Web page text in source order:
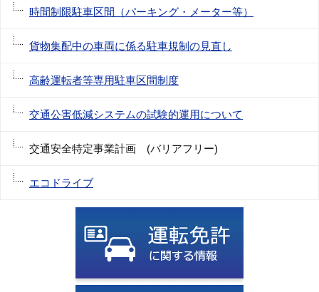
時間制限駐車区間（パーキング・メーター等）
貨物集配中の車両に係る駐車規制の見直し
高齢運転者等専用駐車区間制度
交通公害低減システムの試験的運用について
交通安全特定事業計画 (バリアフリー)
エコドライブ